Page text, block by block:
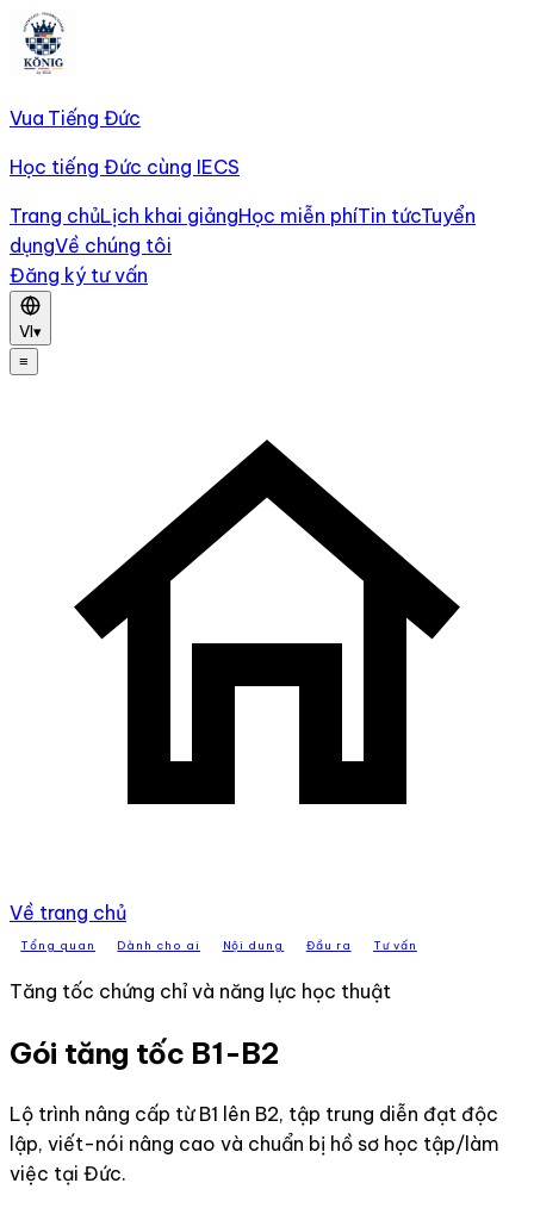
Vua Tiếng Đức
Học tiếng Đức cùng IECS
Trang chủLịch khai giảngHọc miễn phíTin tứcTuyển
dụngVề chúng tôi
Đăng ký tư vấn
VI▾
≡
Về trang chủ
Tổng quan Dành cho ai Nội dung Đầu ra Tư vấn
Tăng tốc chứng chỉ và năng lực học thuật
Gói tăng tốc B1-B2
Lộ trình nâng cấp từ B1 lên B2, tập trung diễn đạt độc
lập, viết-nói nâng cao và chuẩn bị hồ sơ học tập/làm
việc tại Đức.